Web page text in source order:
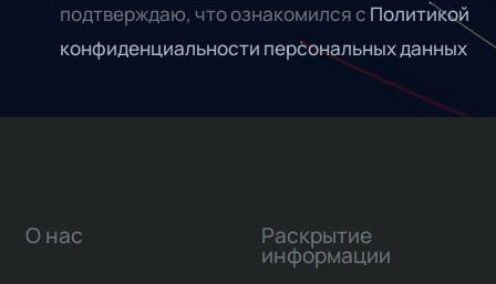
подтверждаю, что ознакомился с Политикой
конфиденциальности персональных данных
О нас Раскрытие
информации